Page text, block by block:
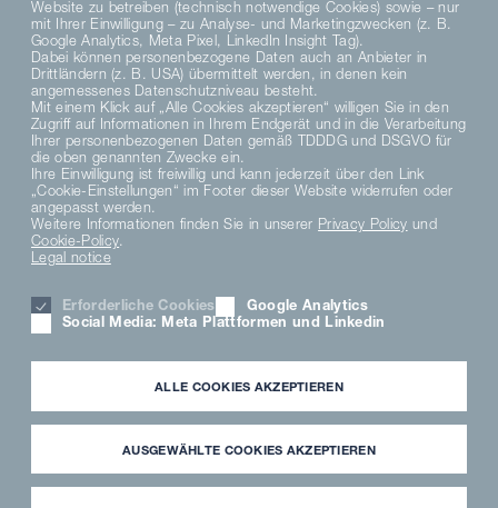
DE
PRIVACY POLICY
DATENSCHUTZERKLÄRUNG SOCIAL MEDIA
HINWEISGEBERSYSTEM
COOKIE SETTINGS
NEWSLETTER
DOWNLOAD
USER MEDIA LIBRARY
Website zu betreiben (technisch notwendige Cookies) sowie – nur
mit Ihrer Einwilligung – zu Analyse- und Marketingzwecken (z. B.
Google Analytics, Meta Pixel, LinkedIn Insight Tag).
Dabei können personenbezogene Daten auch an Anbieter in
Drittländern (z. B. USA) übermittelt werden, in denen kein
angemessenes Datenschutzniveau besteht.
Mit einem Klick auf „Alle Cookies akzeptieren“ willigen Sie in den
Zugriff auf Informationen in Ihrem Endgerät und in die Verarbeitung
Ihrer personenbezogenen Daten gemäß TDDDG und DSGVO für
die oben genannten Zwecke ein.
Ihre Einwilligung ist freiwillig und kann jederzeit über den Link
„Cookie-Einstellungen“ im Footer dieser Website widerrufen oder
angepasst werden.
Weitere Informationen finden Sie in unserer Privacy Policy und
Cookie-Policy.
Legal notice
Erforderliche Cookies
Google Analytics
Social Media: Meta Plattformen und Linkedin
ALLE COOKIES AKZEPTIEREN
AUSGEWÄHLTE COOKIES AKZEPTIEREN